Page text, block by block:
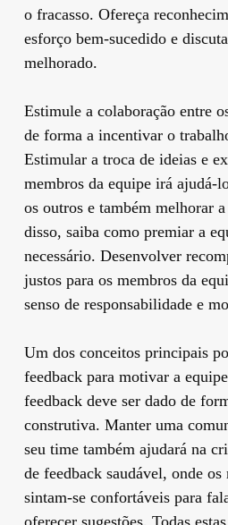
o fracasso. Ofereça
esforço bem-sucedido e
melhorado.
Estimule a colaboração entre
de forma a incentivar o
Estimular a troca de ideias e
membros da equipe irá ajudá-
os outros e também melhorar
disso, saiba como premiar a
necessário. Desenvolver
justos para os membros da
senso de responsabilidade e
Um dos conceitos principais
feedback para motivar a
feedback deve ser dado de
construtiva. Manter uma
seu time também ajudará na
de feedback saudável, onde
sintam-se confortáveis ​​para
oferecer sugestões. Todas